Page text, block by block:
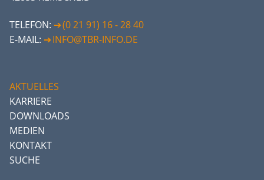
TELEFON:
(0 21 91) 16 - 28 40
E-MAIL:
INFO@TBR-INFO.DE
AKTUELLES
KARRIERE
DOWNLOADS
MEDIEN
KONTAKT
SUCHE